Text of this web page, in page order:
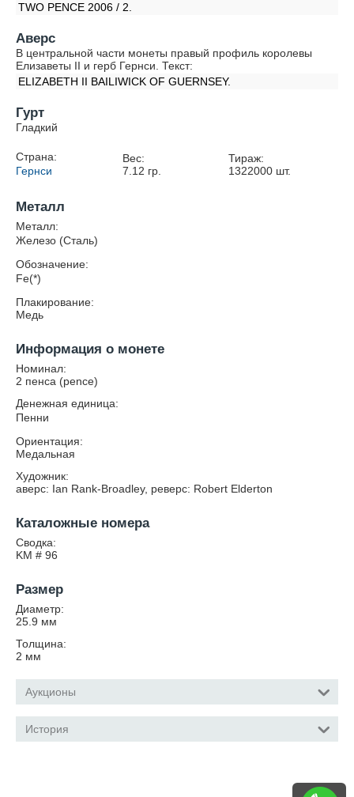
TWO PENCE 2006 / 2.
Аверс
В центральной части монеты правый профиль королевы
Елизаветы II и герб Гернси. Текст:
ELIZABETH II BAILIWICK OF GUERNSEY.
Гурт
Гладкий
Страна:
Гернси
Вес:
7.12 гр.
Тираж:
1322000 шт.
Металл
Металл:
Железо (Сталь)
Обозначение:
Fe(*)
Плакирование:
Медь
Информация о монете
Номинал:
2 пенса (pence)
Денежная единица:
Пенни
Ориентация:
Медальная
Художник:
аверс: Ian Rank-Broadley, реверс: Robert Elderton
Каталожные номера
Сводка:
KM # 96
Размер
Диаметр:
25.9 мм
Толщина:
2 мм
Аукционы
История